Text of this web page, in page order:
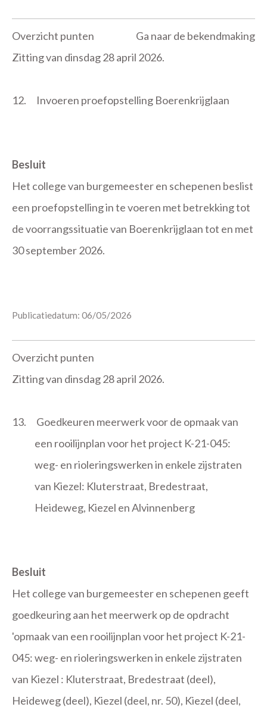
Overzicht punten
Ga naar de bekendmaking
Zitting van dinsdag 28 april 2026.
12. Invoeren proefopstelling Boerenkrijglaan
Besluit
Het college van burgemeester en schepenen beslist
een proefopstelling in te voeren met betrekking tot
de voorrangssituatie van Boerenkrijglaan tot en met
30 september 2026.
Publicatiedatum: 06/05/2026
Overzicht punten
Zitting van dinsdag 28 april 2026.
13.
Goedkeuren meerwerk voor de opmaak van
een rooilijnplan voor het project K-21-045:
weg- en rioleringswerken in enkele zijstraten
van Kiezel: Kluterstraat, Bredestraat,
Heideweg, Kiezel en Alvinnenberg
Besluit
Het college van burgemeester en schepenen geeft
goedkeuring aan het meerwerk op de opdracht
'opmaak van een rooilijnplan voor het project K-21-
045: weg- en rioleringswerken in enkele zijstraten
van Kiezel : Kluterstraat, Bredestraat (deel),
Heideweg (deel), Kiezel (deel, nr. 50), Kiezel (deel,